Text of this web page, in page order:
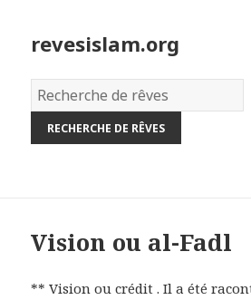
revesislam.org
Dictionnaire
des
rêves:
Vision ou al-Fadl
** Vision ou crédit . Il a été